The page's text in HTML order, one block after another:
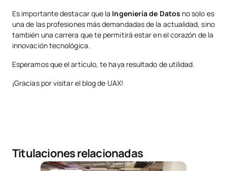
Es importante destacar que la Ingeniería de Datos no solo es
una de las profesiones más demandadas de la actualidad, sino
también una carrera que te permitirá estar en el corazón de la
innovación tecnológica.
Esperamos que el artículo, te haya resultado de utilidad.
¡Gracias por visitar el blog de UAX!
Titulaciones relacionadas
Grado en Ingeniería Informática